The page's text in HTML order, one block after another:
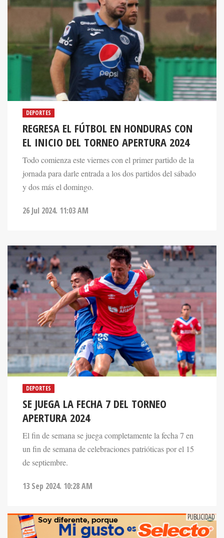
DEPORTES
REGRESA EL FÚTBOL EN HONDURAS CON
EL INICIO DEL TORNEO APERTURA 2024
Todo comienza este viernes con el primer partido de la
jornada para darle entrada a los dos partidos del sábado
y dos más el domingo.
26 Jul 2024. 11:03 AM
DEPORTES
SE JUEGA LA FECHA 7 DEL TORNEO
APERTURA 2024
El fin de semana se juega completamente la fecha 7 en
un fin de semana de celebraciones patrióticas por el 15
de septiembre.
13 Sep 2024. 10:28 AM